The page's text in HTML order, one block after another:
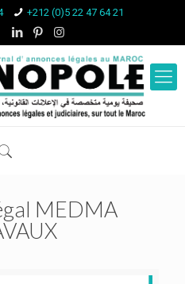
+212 (0)5 22 47 64 21
MEDMA